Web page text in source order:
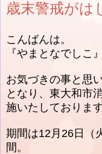
歳末警戒がは
こんばんは。
『やまとなでしこ
お気づきの事と思
となり、東大和市
施いたしております
期間は12月26日（
間。